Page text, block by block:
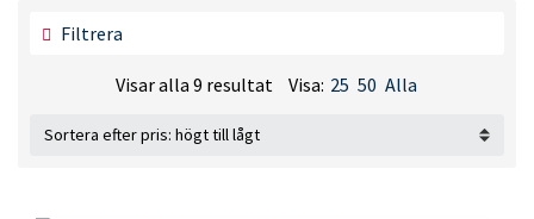
Filtrera
Visar alla 9 resultatSorterade
Visa: 25 50 Alla